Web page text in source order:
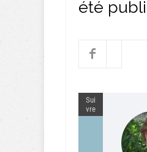
été
Sui
vre